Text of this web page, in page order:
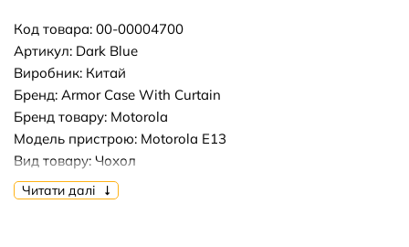
Код товара: 00-00004700
Артикул: Dark Blue
Виробник: Китай
Бренд: Armor Case With Curtain
Бренд товару: Motorola
Модель пристрою: Motorola E13
Вид товару: Чохол
Форм-фактор: Накладка
Тип матеріалу: Пластик+Силікон
Читати далі